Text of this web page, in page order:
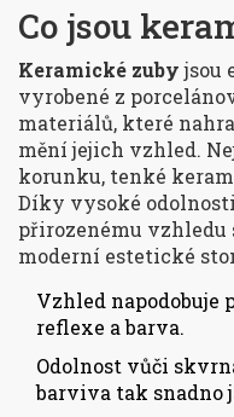
Co jsou
Keramické zubyjsou
vyrobené z
materiálů, které
mění jejich vzhled.
korunku, tenké
Díky vysoké
přirozenému vzhledu
moderní estetické
Vzhled napodobuje
reflexe a barva.
Odolnost vůči
barviva tak snadno